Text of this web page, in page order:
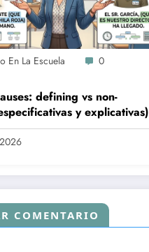
En La Escuela 0
defining vs non-
y explicativas)
COMENTARIO